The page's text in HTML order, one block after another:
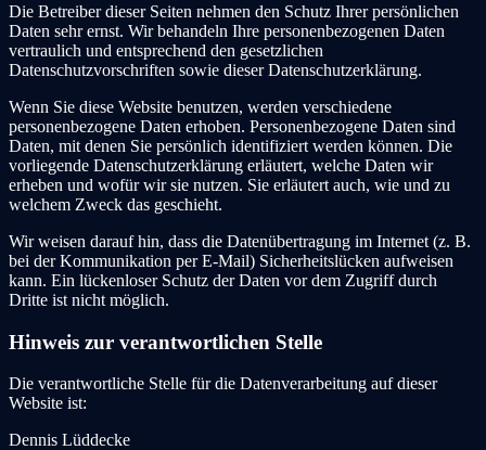
Die Betreiber dieser Seiten nehmen den Schutz Ihrer persönlichen
Daten sehr ernst. Wir behandeln Ihre personenbezogenen Daten
vertraulich und entsprechend den gesetzlichen
Datenschutzvorschriften sowie dieser Datenschutzerklärung.
Wenn Sie diese Website benutzen, werden verschiedene
personenbezogene Daten erhoben. Personenbezogene Daten sind
Daten, mit denen Sie persönlich identifiziert werden können. Die
vorliegende Datenschutzerklärung erläutert, welche Daten wir
erheben und wofür wir sie nutzen. Sie erläutert auch, wie und zu
welchem Zweck das geschieht.
Wir weisen darauf hin, dass die Datenübertragung im Internet (z. B.
bei der Kommunikation per E-Mail) Sicherheitslücken aufweisen
kann. Ein lückenloser Schutz der Daten vor dem Zugriff durch
Dritte ist nicht möglich.
Hinweis zur verantwortlichen Stelle
Die verantwortliche Stelle für die Datenverarbeitung auf dieser
Website ist:
Dennis Lüddecke